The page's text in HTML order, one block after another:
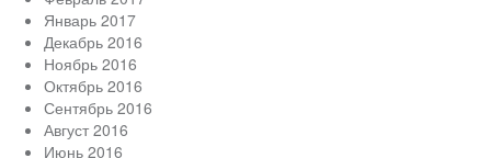
Январь 2017
Декабрь 2016
Ноябрь 2016
Октябрь 2016
Сентябрь 2016
Август 2016
Июнь 2016